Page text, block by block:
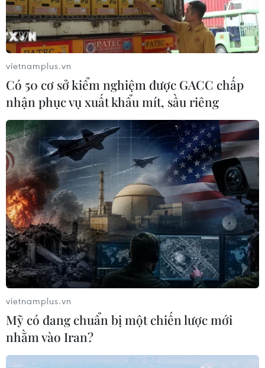
vietnamplus.vn
Có 50 cơ sở kiểm nghiệm được GACC chấp
nhận phục vụ xuất khẩu mít, sầu riêng
vietnamplus.vn
Mỹ có đang chuẩn bị một chiến lược mới
nhằm vào Iran?